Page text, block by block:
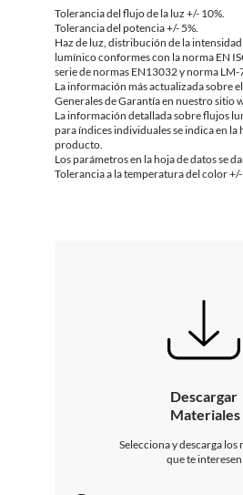
Tolerancia del flujo de la luz +/- 10%.
Tolerancia del potencia +/- 5%.
Haz de luz, distribución de la
lumínico conformes con la norma EN
serie de normas EN13032 y norma LM-
La información más actualizada sobre
Generales de Garantía en nuestro sitio
La información detallada sobre flujos
para índices individuales se indica en la
producto.
Los parámetros en la hoja de datos se
Tolerancia a la temperatura del color +/-
Descargar
Materiales
Selecciona y descarga los
que te interesen